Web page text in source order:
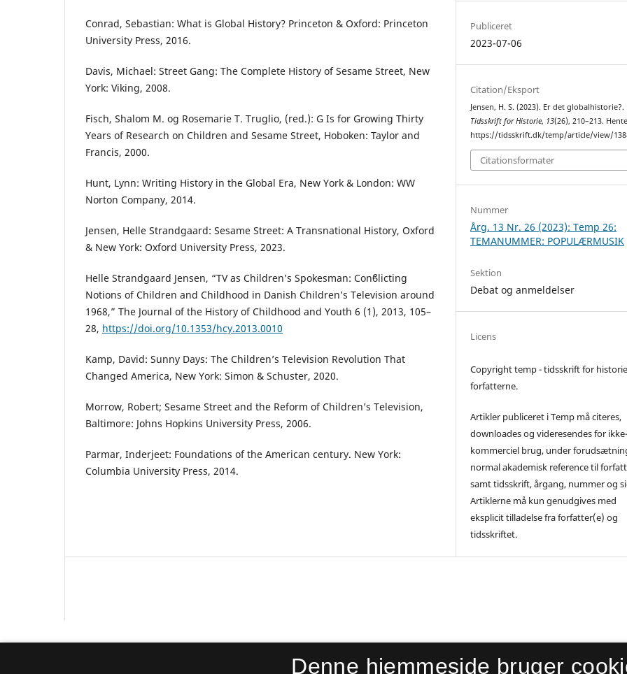
Conrad, Sebastian: What is Global History? Princeton & Oxford: Princeton
University Press, 2016.
Davis, Michael: Street Gang: The Complete History of Sesame Street, New
York: Viking, 2008.
Fisch, Shalom M. og Rosemarie T. Truglio, (red.): G Is for Growing Thirty
Years of Research on Children and Sesame Street, Hoboken: Taylor and
Francis, 2000.
Hunt, Lynn: Writing History in the Global Era, New York & London: WW
Norton Company, 2014.
Jensen, Helle Strandgaard: Sesame Street: A Transnational History, Oxford
& New York: Oxford University Press, 2023.
Helle Strandgaard Jensen, “TV as Children’s Spokesman: Conϐlicting
Notions of Children and Childhood in Danish Children’s Television around
1968,” The Journal of the History of Childhood and Youth 6 (1), 2013, 105–
28, https://doi.org/10.1353/hcy.2013.0010
Kamp, David: Sunny Days: The Children’s Television Revolution That
Changed America, New York: Simon & Schuster, 2020.
Morrow, Robert; Sesame Street and the Reform of Children’s Television,
Baltimore: Johns Hopkins University Press, 2006.
Parmar, Inderjeet: Foundations of the American century. New York:
Columbia University Press, 2014.
Publiceret
2023-07-06
Citation/Eksport
Jensen, H. S. (2023). Er det globalhistorie?.
Tidsskrift for Historie, 13(26), 210–213.
https://tidsskrift.dk/temp/article/view/
Citationsformater
Nummer
Årg. 13 Nr. 26 (2023): Temp 26:
TEMANUMMER: POPULÆRMUSIK
Sektion
Debat og anmeldelser
Licens
Copyright temp - tidsskrift for
forfatterne.
Artikler publiceret i Temp må citeres,
downloades og videresendes for ikke-
kommerciel brug, under
normal akademisk reference til
samt tidsskrift, årgang, nummer og
Artiklerne må kun genudgives med
eksplicit tilladelse fra forfatter(e) og
tidsskriftet.
Denne hjemmeside bruger